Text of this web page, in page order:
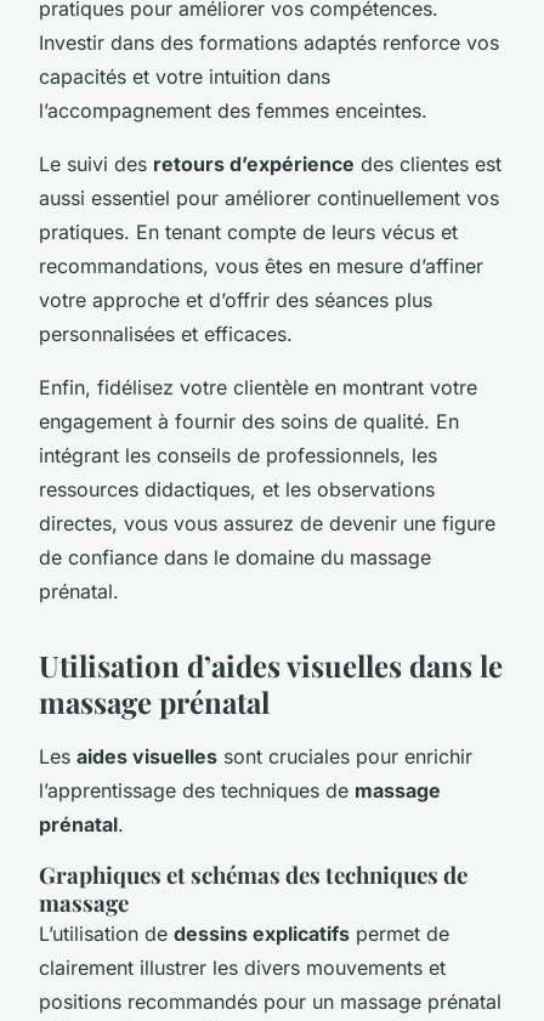
pratiques pour améliorer vos compétences.
Investir dans des formations adaptés renforce vos
capacités et votre intuition dans
l’accompagnement des femmes enceintes.
Le suivi des retours d’expérience des clientes est
aussi essentiel pour améliorer continuellement vos
pratiques. En tenant compte de leurs vécus et
recommandations, vous êtes en mesure d’affiner
votre approche et d’offrir des séances plus
personnalisées et efficaces.
Enfin, fidélisez votre clientèle en montrant votre
engagement à fournir des soins de qualité. En
intégrant les conseils de professionnels, les
ressources didactiques, et les observations
directes, vous vous assurez de devenir une figure
de confiance dans le domaine du massage
prénatal.
Utilisation d’aides visuelles dans le
massage prénatal
Les aides visuelles sont cruciales pour enrichir
l’apprentissage des techniques de massage
prénatal.
Graphiques et schémas des techniques de
massage
L’utilisation de dessins explicatifs permet de
clairement illustrer les divers mouvements et
positions recommandés pour un massage prénatal